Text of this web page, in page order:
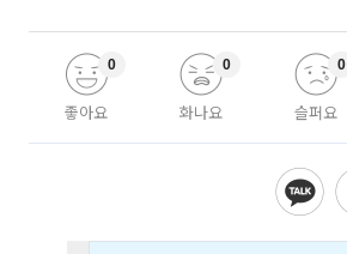
좋아요
0
화나요
0
슬퍼요
0